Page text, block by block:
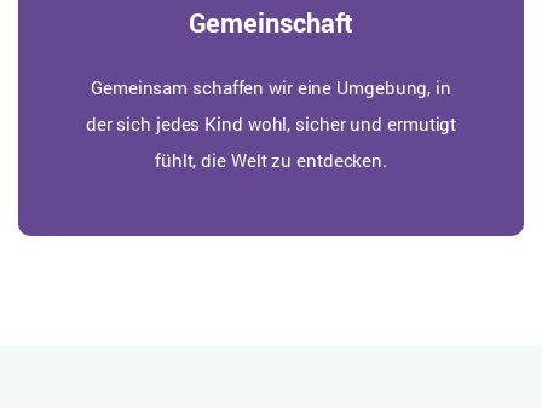
Gemeinschaft
Gemeinsam schaffen wir eine Umgebung, in
der sich jedes Kind wohl, sicher und ermutigt
fühlt, die Welt zu entdecken.